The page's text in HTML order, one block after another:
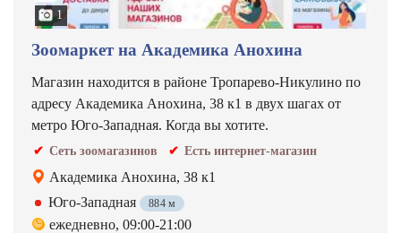
1
Зоомаркет на Академика Анохина
Магазин находится в районе Тропарево-Никулино по
адресу Академика Анохина, 38 к1 в двух шагах от
метро Юго-Западная. Когда вы хотите.
Сеть зоомагазинов Есть интернет-магазин
Академика Анохина, 38 к1
Юго-Западная
884 м
ежедневно, 09:00-21:00